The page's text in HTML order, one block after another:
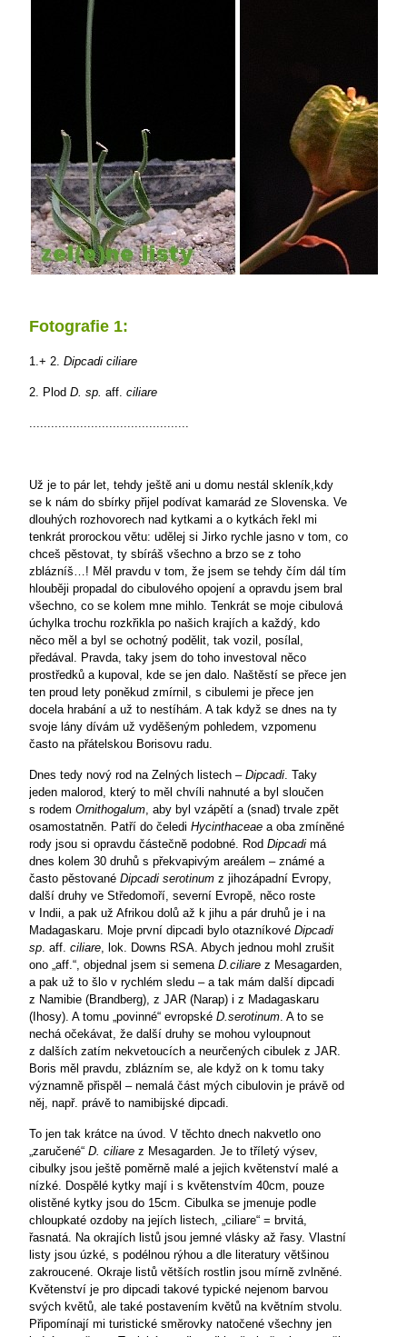
Fotografie 1:
1.+ 2. Dipcadi ciliare
2. Plod D. sp. aff. ciliare
............................................
Už je to pár let, tehdy ještě ani u domu nestál skleník,kdy
se k nám do sbírky přijel podívat kamarád ze Slovenska. Ve
dlouhých rozhovorech nad kytkami a o kytkách řekl mi
tenkrát prorockou větu: udělej si Jirko rychle jasno v tom, co
chceš pěstovat, ty sbíráš všechno a brzo se z toho
zblázníš…! Měl pravdu v tom, že jsem se tehdy čím dál tím
hlouběji propadal do cibulového opojení a opravdu jsem bral
všechno, co se kolem mne mihlo. Tenkrát se moje cibulová
úchylka trochu rozkřikla po našich krajích a každý, kdo
něco měl a byl se ochotný podělit, tak vozil, posílal,
předával. Pravda, taky jsem do toho investoval něco
prostředků a kupoval, kde se jen dalo. Naštěstí se přece jen
ten proud lety poněkud zmírnil, s cibulemi je přece jen
docela hrabání a už to nestíhám. A tak když se dnes na ty
svoje lány dívám už vyděšeným pohledem, vzpomenu
často na přátelskou Borisovu radu.
Dnes tedy nový rod na Zelných listech –Dipcadi. Taky
jeden malorod, který to měl chvíli nahnuté a byl sloučen
s rodem Ornithogalum, aby byl vzápětí a (snad) trvale zpět
osamostatněn. Patří do čeledi Hycinthaceae a oba zmíněné
rody jsou si opravdu částečně podobné. Rod Dipcadi má
dnes kolem 30 druhů s překvapivým areálem – známé a
často pěstované Dipcadi serotinum z jihozápadní Evropy,
další druhy ve Středomoří, severní Evropě, něco roste
v Indii, a pak už Afrikou dolů až k jihu a pár druhů je i na
Madagaskaru. Moje první dipcadi bylo otazníkové Dipcadi
sp. aff. ciliare, lok. Downs RSA. Abych jednou mohl zrušit
ono „aff.“, objednal jsem si semena D.ciliare z Mesagarden,
a pak už to šlo v rychlém sledu – a tak mám další dipcadi
z Namibie (Brandberg), z JAR (Narap) i z Madagaskaru
(Ihosy). A tomu „povinné“ evropské D.serotinum. A to se
nechá očekávat, že další druhy se mohou vyloupnout
z dalších zatím nekvetoucích a neurčených cibulek z JAR.
Boris měl pravdu, zblázním se, ale když on k tomu taky
významně přispěl – nemalá část mých cibulovin je právě od
něj, např. právě to namibijské dipcadi.
To jen tak krátce na úvod. V těchto dnech nakvetlo ono
„zaručené“ D. ciliare z Mesagarden. Je to tříletý výsev,
cibulky jsou ještě poměrně malé a jejich květenství malé a
nízké. Dospělé kytky mají i s květenstvím 40cm, pouze
olistěné kytky jsou do 15cm. Cibulka se jmenuje podle
chloupkaté ozdoby na jejích listech, „ciliare“ = brvitá,
řasnatá. Na okrajích listů jsou jemné vlásky až řasy. Vlastní
listy jsou úzké, s podélnou rýhou a dle literatury většinou
zakroucené. Okraje listů větších rostlin jsou mírně zvlněné.
Květenství je pro dipcadi takové typické nejenom barvou
svých květů, ale také postavením květů na květním stvolu.
Připomínají mi turistické směrovky natočené všechny jen